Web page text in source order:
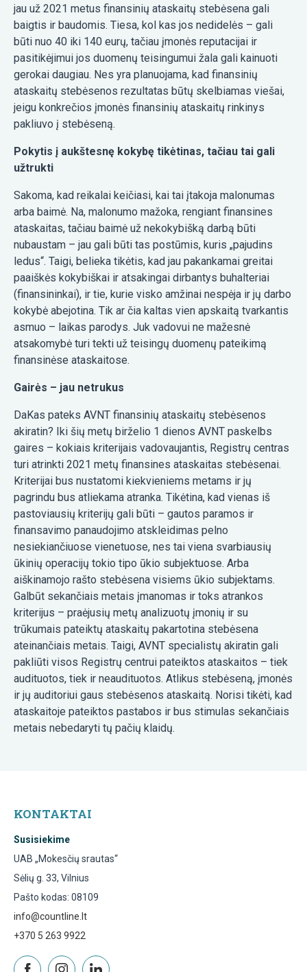
jau už 2021 metus finansinių ataskaitų stebėsena gali
baigtis ir baudomis. Tiesa, kol kas jos nedidelės – gali
būti nuo 40 iki 140 eurų, tačiau įmonės reputacijai ir
pasitikėjimui jos duomenų teisingumui žala gali kainuoti
gerokai daugiau. Nes yra planuojama, kad finansinių
ataskaitų stebėsenos rezultatas būtų skelbiamas viešai,
jeigu konkrečios įmonės finansinių ataskaitų rinkinys
pakliuvo į stebėseną.
Pokytis į aukštesnę kokybę tikėtinas, tačiau tai gali
užtrukti
Sakoma, kad reikalai keičiasi, kai tai įtakoja malonumas
arba baimė. Na, malonumo mažoka, rengiant finansines
ataskaitas, tačiau baimė už nekokybišką darbą būti
nubaustam – jau gali būti tas postūmis, kuris „pajudins
ledus“. Taigi, belieka tikėtis, kad jau pakankamai greitai
paaiškės kokybiškai ir atsakingai dirbantys buhalteriai
(finansininkai), ir tie, kurie visko amžinai nespėja ir jų darbo
kokybė abejotina. Tik ar čia kaltas vien apskaitą tvarkantis
asmuo – laikas parodys. Juk vadovui ne mažesnė
atsakomybė turi tekti už teisingų duomenų pateikimą
finansinėse ataskaitose.
Gairės – jau netrukus
DaKas pateks AVNT finansinių ataskaitų stebėsenos
akiratin? Iki šių metų birželio 1 dienos AVNT paskelbs
gaires – kokiais kriterijais vadovaujantis, Registrų centras
turi atrinkti 2021 metų finansines ataskaitas stebėsenai.
Kriterijai bus nustatomi kiekvieniems metams ir jų
pagrindu bus atliekama atranka. Tikėtina, kad vienas iš
pastoviausių kriterijų gali būti – gautos paramos ir
finansavimo panaudojimo atskleidimas pelno
nesiekiančiuose vienetuose, nes tai viena svarbiausių
ūkinių operacijų tokio tipo ūkio subjektuose. Arba
aiškinamojo rašto stebėsena visiems ūkio subjektams.
Galbūt sekančiais metais įmanomas ir toks atrankos
kriterijus – praėjusių metų analizuotų įmonių ir su
trūkumais pateiktų ataskaitų pakartotina stebėsena
ateinančiais metais. Taigi, AVNT specialistų akiratin gali
pakliūti visos Registrų centrui pateiktos ataskaitos – tiek
audituotos, tiek ir neaudituotos. Atlikus stebėseną, įmonės
ir jų auditoriui gaus stebėsenos ataskaitą. Norisi tikėti, kad
ataskaitoje pateiktos pastabos ir bus stimulas sekančiais
metais nebedaryti tų pačių klaidų.
KONTAKTAI
Susisiekime
UAB „Mokesčių srautas“
Sėlių g. 33, Vilnius
Pašto kodas: 08109
info@countline.lt
+370 5 263 9922